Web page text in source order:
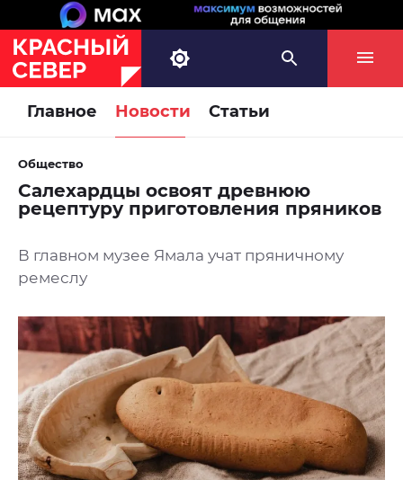
Главное Новости Статьи
Общество
Салехардцы освоят древнюю
рецептуру приготовления пряников
В главном музее Ямала учат пряничному
ремеслу